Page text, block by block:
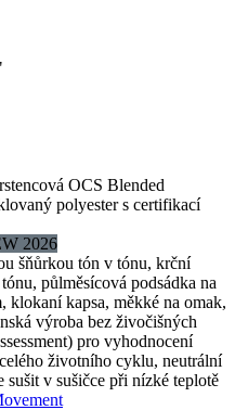
OCS Blended
polyester s certifikací
2026
šňůrkou tón v tónu, krční
půlměsícová podsádka na
klokaní kapsa, měkké na omak,
výroba bez živočišných
pro vyhodnocení
životního cyklu, neutrální
sušit v sušičce při nízké teplotě